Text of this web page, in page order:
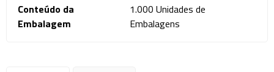
Conteúdo da
Embalagem
1.000 Unidades de
Embalagens